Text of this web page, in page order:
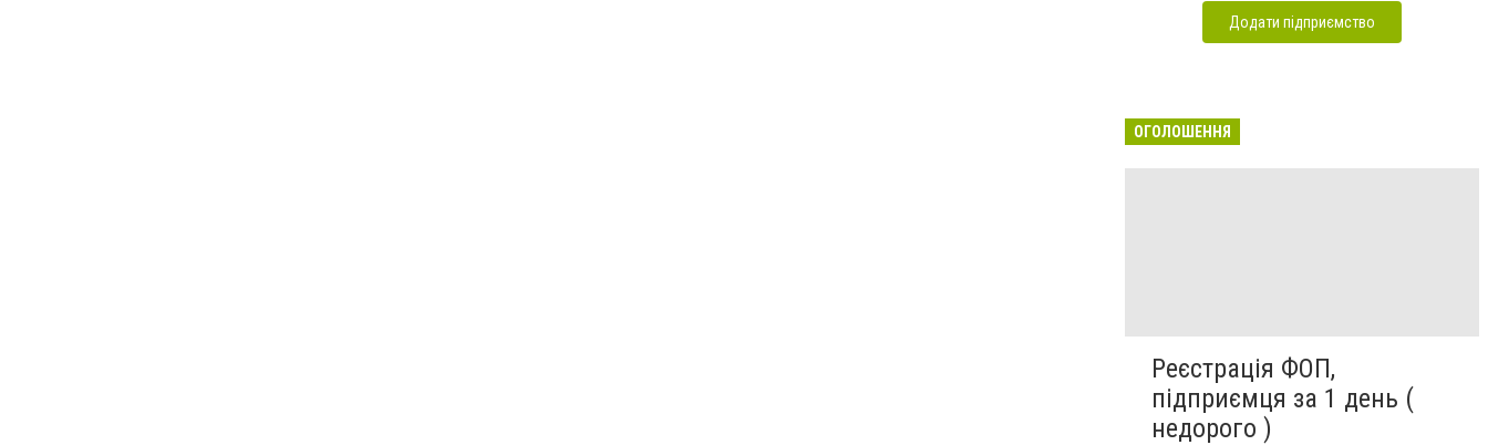
Додати підприємство
ОГОЛОШЕННЯ
Реєстрація ФОП,
підприємця за 1 день (
недорого )